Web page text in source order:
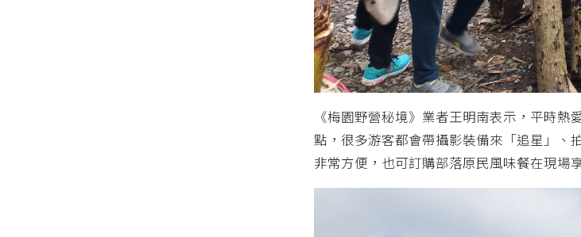
《梅園野營秘境》業者王明南表示，平時
點，很多游客都會帶攝影裝備來「追星」、
非常方便，也可訂購部落原民風味餐在現場